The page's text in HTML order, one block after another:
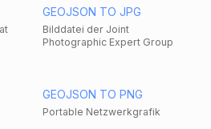
GEOJSON TO JPG
Bilddatei der Joint
Photographic Expert Group
GEOJSON TO PNG
Portable Netzwerkgrafik